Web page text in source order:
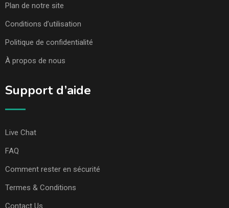
Plan de notre site
Conditions d’utilisation
Politique de confidentialité
À propos de nous
Support d’aide
Live Chat
FAQ
Comment rester en sécurité
Termes & Conditions
Contact Us